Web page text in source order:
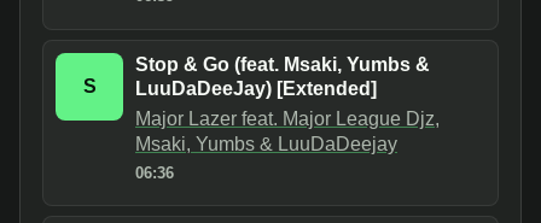
S
Stop & Go (feat. Msaki, Yumbs &
LuuDaDeeJay) [Extended]
Major Lazer feat. Major League Djz,
Msaki, Yumbs & LuuDaDeejay
06:36